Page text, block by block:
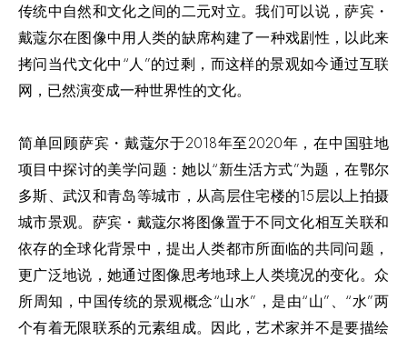
传统中自然和文化之间的二元对立。我们可以说，萨宾・
戴蔻尔在图像中用人类的缺席构建了一种戏剧性，以此来
拷问当代文化中“人”的过剩，而这样的景观如今通过互联
网，已然演变成一种世界性的文化。
简单回顾萨宾・戴蔻尔于2018年至2020年，在中国驻地
项目中探讨的美学问题：她以“新生活方式”为题，在鄂尔
多斯、武汉和青岛等城市，从高层住宅楼的15层以上拍摄
城市景观。萨宾・戴蔻尔将图像置于不同文化相互关联和
依存的全球化背景中，提出人类都市所面临的共同问题，
更广泛地说，她通过图像思考地球上人类境况的变化。众
所周知，中国传统的景观概念“山水”，是由“山”、“水”两
个有着无限联系的元素组成。因此，艺术家并不是要描绘